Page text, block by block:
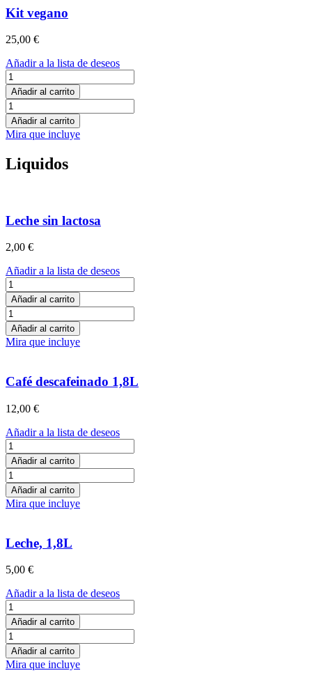
Kit vegano
25,00 €
Añadir a la lista de deseos
Kit
vegano
cantidad
Añadir al carrito
Kit
vegano
cantidad
Añadir al carrito
Mira que incluye
Liquidos
Leche sin lactosa
2,00 €
Añadir a la lista de deseos
Leche
sin
lactosa
cantidad
Añadir al carrito
Leche
sin
lactosa
cantidad
Añadir al carrito
Mira que incluye
Café descafeinado 1,8L
12,00 €
Añadir a la lista de deseos
Café
descafeinado
1,8L
cantidad
Añadir al carrito
Café
descafeinado
1,8L
cantidad
Añadir al carrito
Mira que incluye
Leche, 1,8L
5,00 €
Añadir a la lista de deseos
Leche,
1,8L
cantidad
Añadir al carrito
Leche,
1,8L
cantidad
Añadir al carrito
Mira que incluye